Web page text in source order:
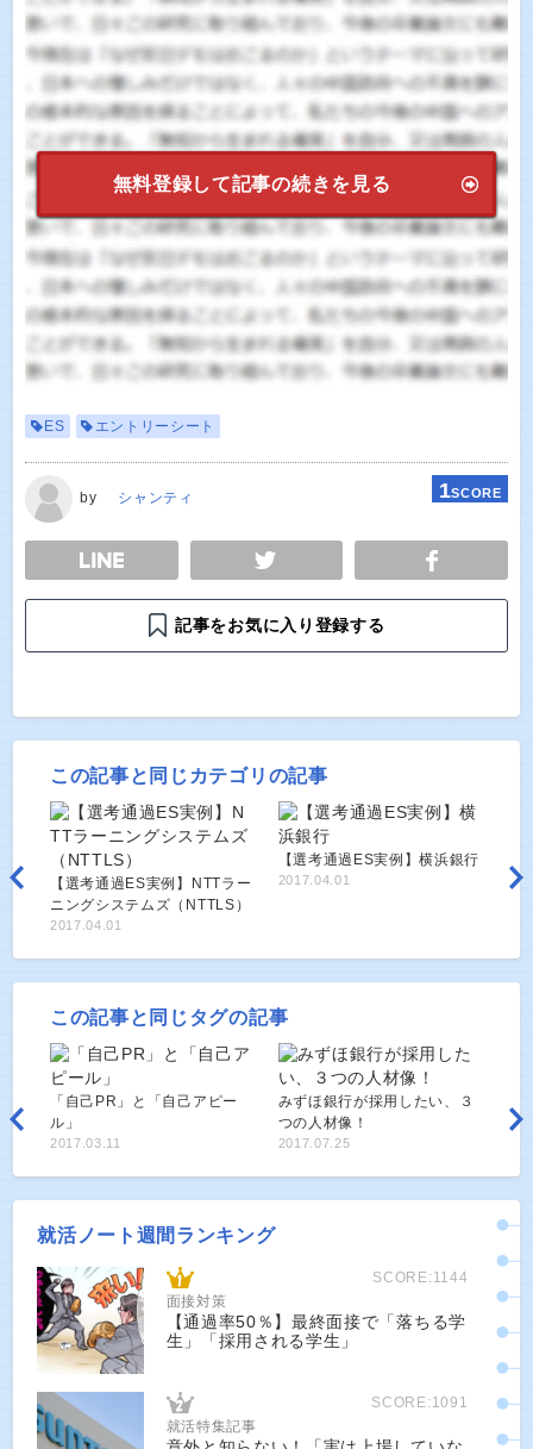
無料登録して記事の続きを見る
ES エントリーシート
by シャンティ 1SCORE
TWEET
記事をお気に入り登録する
この記事と同じカテゴリの記事
【選考通過ES実例】NTTラー
ニングシステムズ（NTTLS）
2017.04.01
【選考通過ES実例】横浜銀行
2017.04.01
この記事と同じタグの記事
「自己PR」と「自己アピー
ル」
2017.03.11
みずほ銀行が採用したい、３
つの人材像！
2017.07.25
就活ノート週間ランキング
SCORE:1144
面接対策
【通過率50％】最終面接で「落ちる学
生」「採用される学生」
SCORE:1091
就活特集記事